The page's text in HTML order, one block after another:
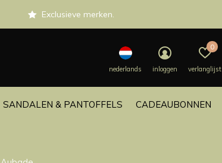
SANDALEN & PANTOFFELS CADEAUBONNEN
nederlands inloggen verlanglijst
0
Exclusieve merken.